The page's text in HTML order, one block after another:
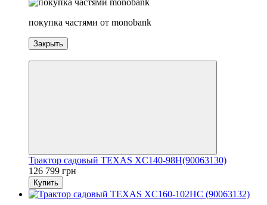
покупка частями от monobank
Закрыть
Трактор садовый TEXAS XC140-98H(90063130)
126 799 грн
Купить